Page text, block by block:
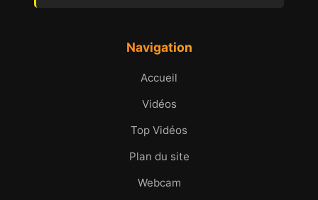
Navigation
Accueil
Vidéos
Top Vidéos
Plan du site
Webcam